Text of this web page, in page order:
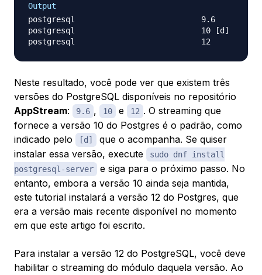
Output
postgresql                           9.6
postgresql                           10 [d]
Neste resultado, você pode ver que existem três
versões do PostgreSQL disponíveis no repositório
AppStream: 9.6 , 10 e 12 . O streaming que
fornece a versão 10 do Postgres é o padrão, como
indicado pelo
[d]
que o acompanha. Se quiser
instalar essa versão, execute
sudo dnf install
postgresql-server
e siga para o próximo passo. No
entanto, embora a versão 10 ainda seja mantida,
este tutorial instalará a versão 12 do Postgres, que
era a versão mais recente disponível no momento
em que este artigo foi escrito.
Para instalar a versão 12 do PostgreSQL, você deve
habilitar o streaming do módulo daquela versão. Ao